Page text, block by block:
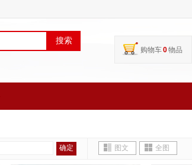
购物车0物品
搜索
确定 图文 全图